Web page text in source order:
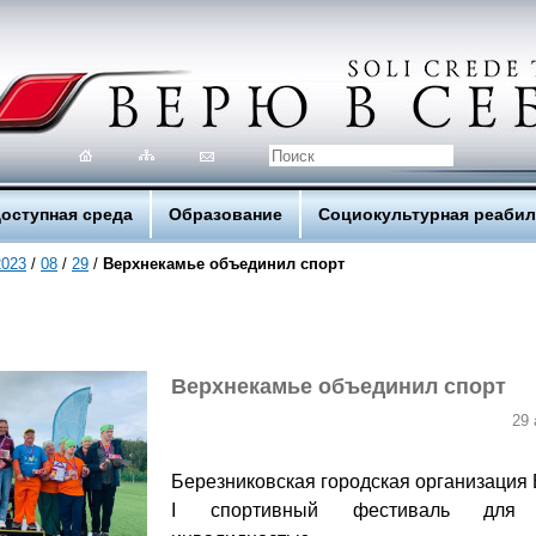
среда Образование Социокультурная
/ 08 / 29 / Верхнекамье объединил спорт
Верхнекамье объединил спорт
29
Березниковская городская
I спортивный фестиваль